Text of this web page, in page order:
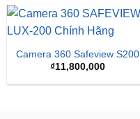
Camera 360 Safeview S200
₫11,800,000